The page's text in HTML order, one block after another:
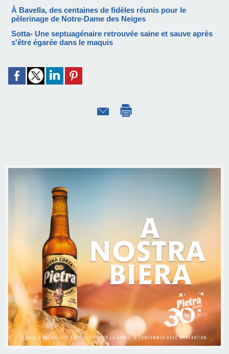
À Bavella, des centaines de fidèles réunis pour le
pèlerinage de Notre-Dame des Neiges
Sotta- Une septuagénaire retrouvée saine et sauve après
s'être égarée dans le maquis